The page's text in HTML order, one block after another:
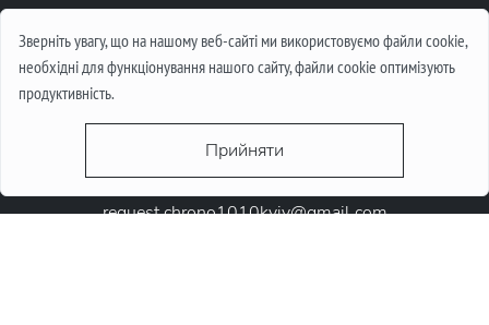
Зверніть увагу, що на нашому веб-сайті ми використовуємо файли cookie,
необхідні для функціонування нашого сайту, файли cookie оптимізують
продуктивність.
Прийняти
request.chrono1010kyiv@gmail.com
Написати повідомлення